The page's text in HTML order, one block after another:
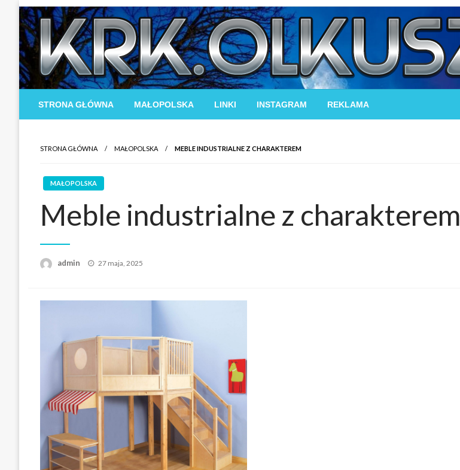
content
STRONA GŁÓWNA MAŁOPOLSKA LINKI INSTAGRAM REKLAMA
STRONA GŁÓWNA MAŁOPOLSKA MEBLE INDUSTRIALNE Z CHARAKTEREM
MAŁOPOLSKA
Meble industrialne z charakterem
admin
Opublikowane
27 maja, 2025